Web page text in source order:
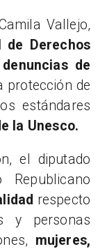
Vallejo,
de Derechos
de
protección de
estándares
la Unesco.
el diputado
Republicano
respecto
y personas
mujeres,